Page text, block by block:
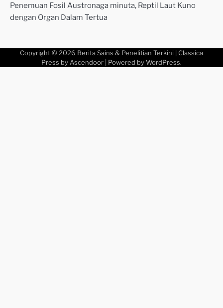
Penemuan Fosil Austronaga minuta, Reptil Laut Kuno
dengan Organ Dalam Tertua
Copyright © 2026 Berita Sains & Penelitian Terkini | Classica
Press by Ascendoor | Powered by WordPress.